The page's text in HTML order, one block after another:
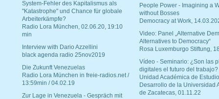
System-Fehler des Kapitalismus als
"Katastrophe" und Chance für globale
Arbeiterkämpfe?
Radio Lora München, 02.06.20, 19:10
min
Interview with Dario Azzellini
black agenda radio 25nov2019
Die Zukunft Venezuelas
Radio Lora München in freie-radios.net /
13:59min / 04.02.19
Zur Lage in Venezuela - Gespräch mit
People Power - Imagining a
without Bosses
Democracy at Work,
Video: Panel „Alternative
Alternatives to Democracy“
Rosa Luxemburgo Stiftung,
Vídeo - Seminario: ¿Son las
digitales el futuro del trabajo?
Unidad Académica de
Desarrollo de la Universidad
de Zacatecas, 01.11.22